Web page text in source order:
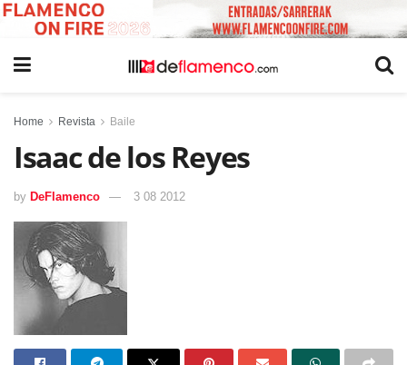
Home Revista Baile
Isaac de los Reyes
by DeFlamenco 3 08 2012